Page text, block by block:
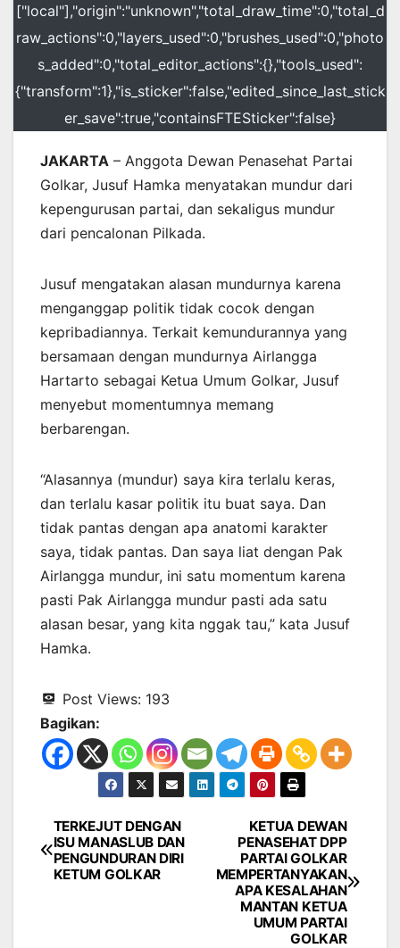
["local"],"origin":"unknown","total_draw_time":0,"total_d
raw_actions":0,"layers_used":0,"brushes_used":0,"photo
s_added":0,"total_editor_actions":{},"tools_used":
{"transform":1},"is_sticker":false,"edited_since_last_stick
er_save":true,"containsFTESticker":false}
JAKARTA – Anggota Dewan Penasehat Partai
Golkar, Jusuf Hamka menyatakan mundur dari
kepengurusan partai, dan sekaligus mundur
dari pencalonan Pilkada.
Jusuf mengatakan alasan mundurnya karena
menganggap politik tidak cocok dengan
kepribadiannya. Terkait kemundurannya yang
bersamaan dengan mundurnya Airlangga
Hartarto sebagai Ketua Umum Golkar, Jusuf
menyebut momentumnya memang
berbarengan.
“Alasannya (mundur) saya kira terlalu keras,
dan terlalu kasar politik itu buat saya. Dan
tidak pantas dengan apa anatomi karakter
saya, tidak pantas. Dan saya liat dengan Pak
Airlangga mundur, ini satu momentum karena
pasti Pak Airlangga mundur pasti ada satu
alasan besar, yang kita nggak tau,” kata Jusuf
Hamka.
Post Views: 193
Bagikan:
Navigasi
pos
KETUA DEWAN
PENASEHAT DPP
PARTAI GOLKAR
MEMPERTANYAKAN
APA KESALAHAN
MANTAN KETUA
UMUM PARTAI
GOLKAR
TERKEJUT DENGAN
ISU MANASLUB DAN
PENGUNDURAN DIRI
KETUM GOLKAR